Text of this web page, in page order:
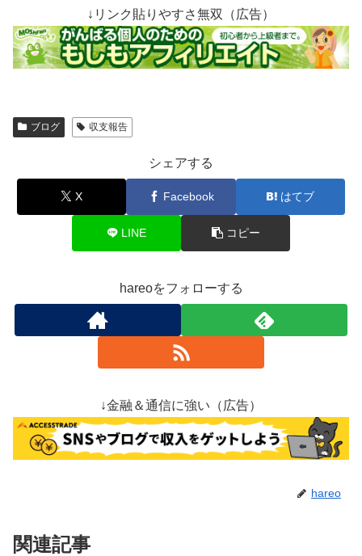
↓リンク貼りやすさ無双（広告）
ブログ 収支報告
シェアする
X Facebook はてブ
LINE コピー
hareoをフォローする
↓金融＆通信に強い（広告）
hareo
関連記事